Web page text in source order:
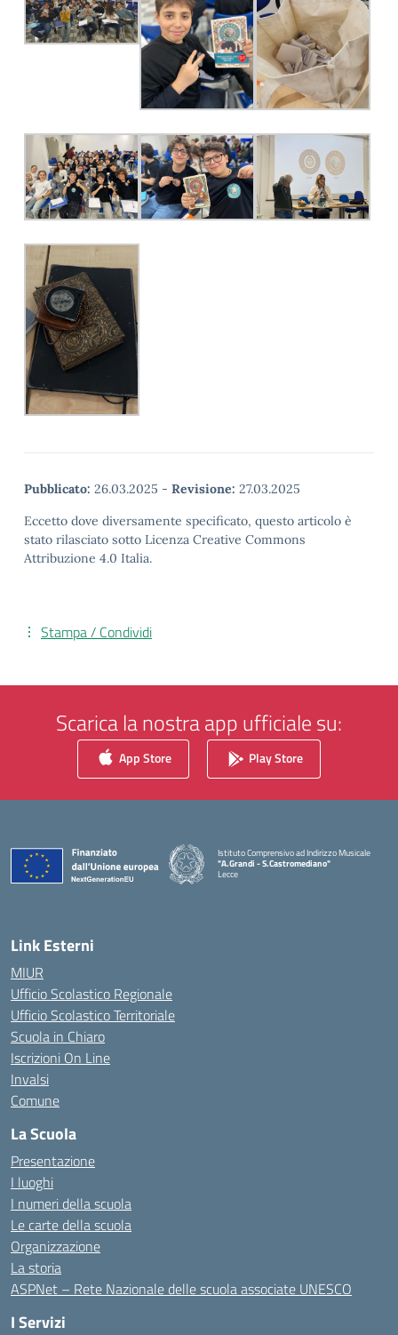
Pubblicato: 26.03.2025 - Revisione: 27.03.2025
Eccetto dove diversamente specificato, questo articolo è
stato rilasciato sotto Licenza Creative Commons
Attribuzione 4.0 Italia.
Stampa / Condividi
Scarica la nostra app ufficiale su:
App Store Play Store
Istituto Comprensivo ad Indirizzo Musicale
"A.Grandi - S.Castromediano"
Lecce
Link Esterni
MIUR
Ufficio Scolastico Regionale
Ufficio Scolastico Territoriale
Scuola in Chiaro
Iscrizioni On Line
Invalsi
Comune
La Scuola
Presentazione
I luoghi
I numeri della scuola
Le carte della scuola
Organizzazione
La storia
ASPNet – Rete Nazionale delle scuola associate UNESCO
I Servizi